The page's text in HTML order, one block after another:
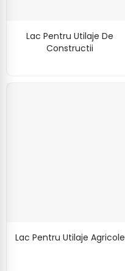
Lac Pentru Utilaje De
Constructii
Lac Pentru Utilaje Agricole